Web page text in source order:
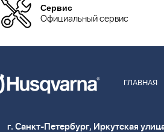
Сервис
Официальный сервис
ГЛАВНАЯ
г. Санкт-Петербург, Иркутская